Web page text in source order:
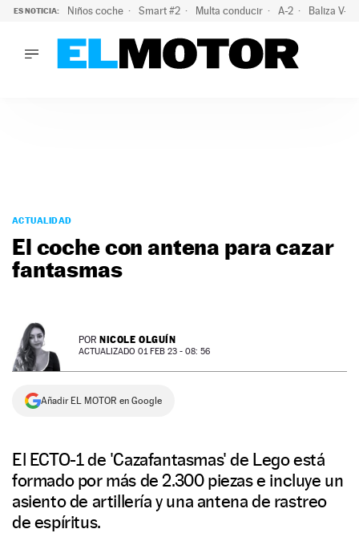
ES NOTICIA: Niños coche Smart #2 Multa conducir A-2 Baliza V-
PODCAST
MOTOS
TECNOLOGÍA
PREMIOS
SERVICIOS
ACTUALIDAD
El coche con antena para cazar
fantasmas
POR NICOLE OLGUÍN
ACTUALIZADO 01 FEB 23 - 08: 56
Añadir EL MOTOR en Google
El ECTO-1 de 'Cazafantasmas' de Lego está
formado por más de 2.300 piezas e incluye un
asiento de artillería y una antena de rastreo
de espíritus.